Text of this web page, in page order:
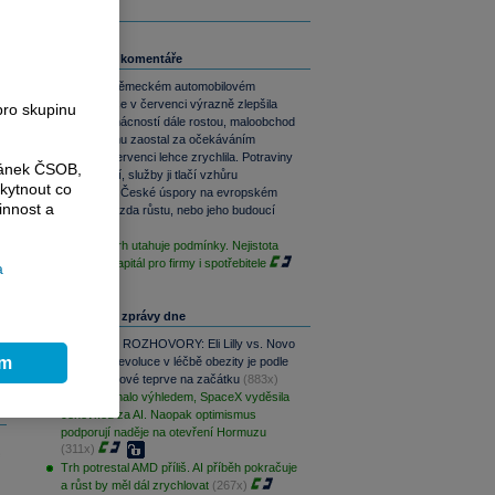
Související komentáře
Nálada v německém automobilovém
průmyslu se v červenci výrazně zlepšila
Útraty domácností dále rostou, maloobchod
ale v červnu zaostal za očekáváním
Inflace v červenci lehce zrychlila. Potraviny
inflaci brzdí, služby ji tlačí vzhůru
Rozbřesk: České úspory na evropském
vrcholu. Brzda růstu, nebo jeho budoucí
Fed mlčí, trh utahuje podmínky. Nejistota
zdražuje kapitál pro firmy i spotřebitele
Nejčtenější zprávy dne
PODCAST ROZHOVORY: Eli Lilly vs. Novo
Nordisk. Revoluce v léčbě obezity je podle
MUDr. Kunové teprve na začátku (883x)
AMD zklamalo výhledem, SpaceX vyděsila
cenovkou za AI. Naopak optimismus
podporují naděje na otevření Hormuzu
(311x)
Trh potrestal AMD příliš. AI příběh pokračuje
a růst by měl dál zrychlovat (267x)
skupinu
ČSOB,
co
a